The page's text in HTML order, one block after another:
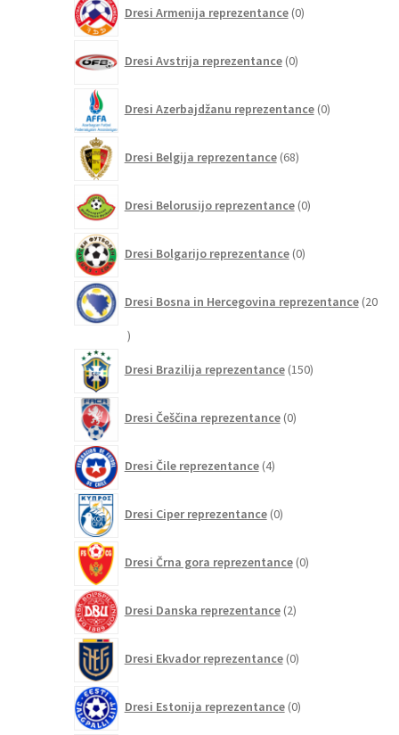
Dresi Armenija reprezentance 0izdelkov
Dresi Avstrija reprezentance 0izdelkov
Dresi Azerbajdžanu reprezentance 0izdelkov
Dresi Belgija reprezentance 68izdelkov
Dresi Belorusijo reprezentance 0izdelkov
Dresi Bolgarijo reprezentance 0izdelkov
Dresi Bosna in Hercegovina reprezentance 20
20
Dresi Brazilija reprezentance 150izdelkov
Dresi Češčina reprezentance 0izdelkov
Dresi Čile reprezentance 4izdelki
Dresi Ciper reprezentance 0izdelkov
Dresi Črna gora reprezentance 0izdelkov
Dresi Danska reprezentance 2izdelka
Dresi Ekvador reprezentance 0izdelkov
Dresi Estonija reprezentance 0izdelkov